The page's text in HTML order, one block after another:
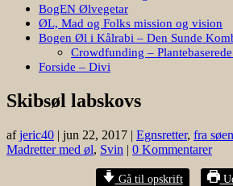
BogEN Ølvegetar
ØL, Mad og Folks mission og vision
Bogen Øl i Kålrabi – Den Sunde
Crowdfunding –
Forside – Divi
Skibsøl labskovs
afjeric40 | jun 22, 2017 | Egnsretter, fra søen
Madretter med øl, Svin | 0 Kommentarer
Gå til opskrift